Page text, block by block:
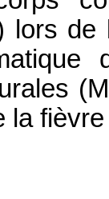
lors de
la